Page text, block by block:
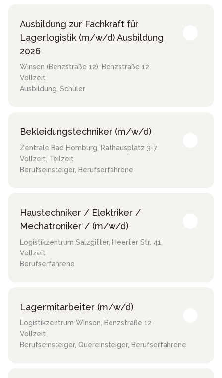
Ausbildung zur Fachkraft für
Lagerlogistik (m/w/d) Ausbildung
2026
Winsen (Benzstraße 12), Benzstraße 12
Vollzeit
Ausbildung, Schüler
Bekleidungstechniker (m/w/d)
Zentrale Bad Homburg, Rathausplatz 3-7
Vollzeit, Teilzeit
Berufseinsteiger, Berufserfahrene
Haustechniker / Elektriker /
Mechatroniker / (m/w/d)
Logistikzentrum Salzgitter, Heerter Str. 41
Vollzeit
Berufserfahrene
Lagermitarbeiter (m/w/d)
Logistikzentrum Winsen, Benzstraße 12
Vollzeit
Berufseinsteiger, Quereinsteiger, Berufserfahrene